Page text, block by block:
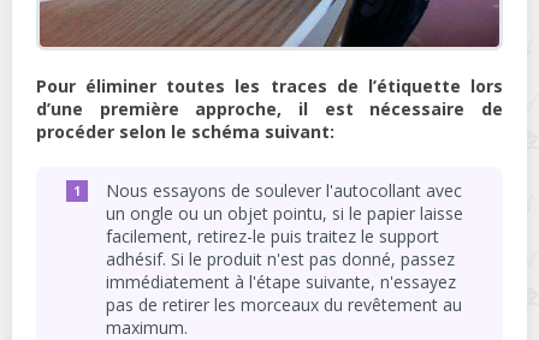
Pour éliminer toutes les traces de l’étiquette lors
d’une première approche, il est nécessaire de
procéder selon le schéma suivant:
Nous essayons de soulever l'autocollant avec
un ongle ou un objet pointu, si le papier laisse
facilement, retirez-le puis traitez le support
adhésif. Si le produit n'est pas donné, passez
immédiatement à l'étape suivante, n'essayez
pas de retirer les morceaux du revêtement au
maximum.